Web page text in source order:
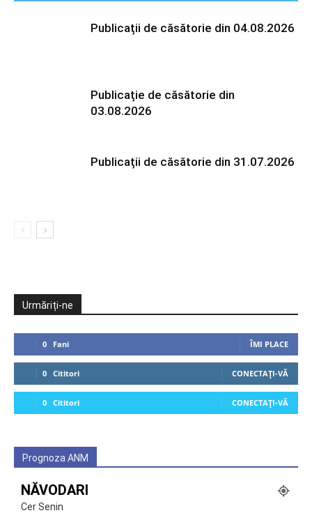
Publicații de căsătorie din 04.08.2026
Publicație de căsătorie din
03.08.2026
Publicații de căsătorie din 31.07.2026
Urmăriți-ne
0 Fani ÎMI PLACE
0 Cititori CONECTAȚI-VĂ
0 Cititori CONECTAȚI-VĂ
Prognoza ANM
NĂVODARI
Cer Senin